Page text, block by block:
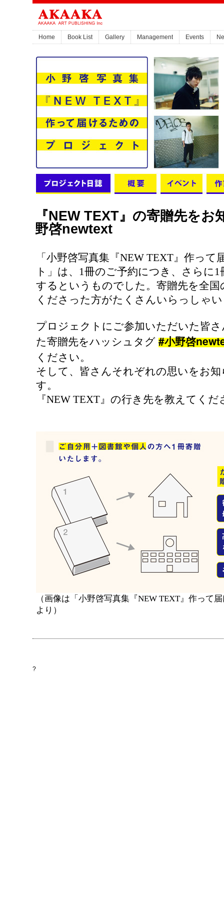
Home Book List Gallery Management Events
『NEW TEXT』の寄贈先を
野啓newtext
「小野啓写真集『NEW TEXT』作っ
ト」は、1冊のご予約につき、さらに
するというものでした。寄贈先を全
くださった方がたくさんいらっしゃ
プロジェクトにご参加いただいた皆
た寄贈先をハッシュタグ #小野啓
ください。
そして、皆さんそれぞれの思いをお
す。
『NEW TEXT』の行き先を教えてくだ
（画像は「小野啓写真集『NEW TEXT』作って
より）
?